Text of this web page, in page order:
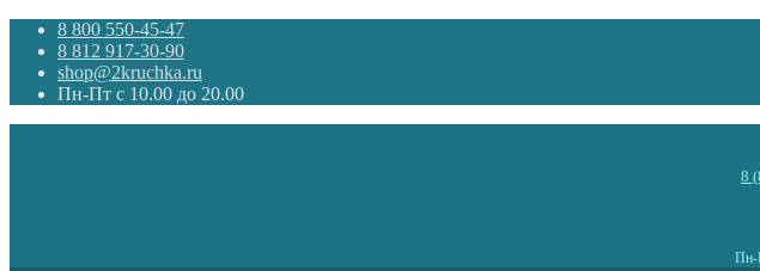
8 800 550-45-47
8 812 917-30-90
shop@2kruchka.ru
Пн-Пт с 10.00 до 20.00
8
Пн-